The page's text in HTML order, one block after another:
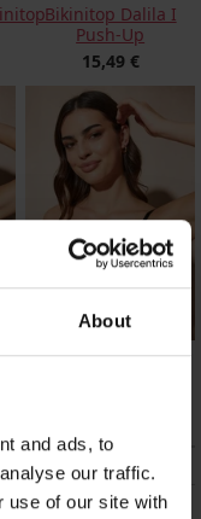
About
and ads, to
our traffic.
use of our site with
Bikinitop Dalila I
Push-Up
15,49 €
Bikinitop Mene